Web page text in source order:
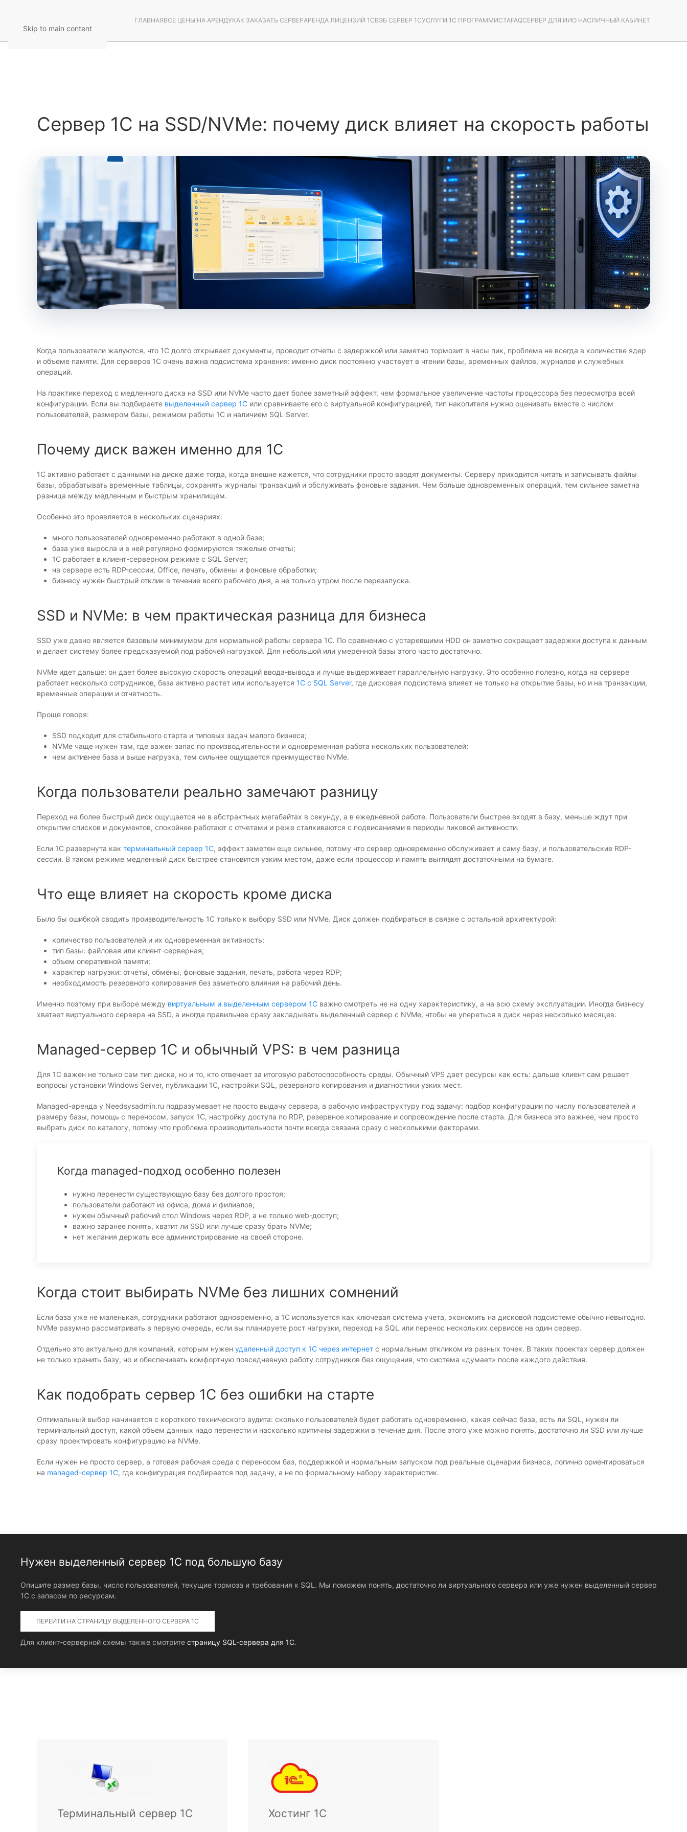
Skip to main content
ГЛАВНАЯВСЕ ЦЕНЫ НА АРЕНДУКАК ЗАКАЗАТЬ СЕРВЕРАРЕНДА ЛИЦЕНЗИЙ 1СВЭБ СЕРВЕР 1СУСЛУГИ 1С ПРОГРАММИСТАFAQСЕРВЕР ДЛЯ ИИО НАСЛИЧНЫЙ КАБИНЕТ
Сервер 1С на SSD/NVMe: почему диск влияет на скорость работы
Когда пользователи жалуются, что 1С долго открывает документы, проводит отчеты с задержкой или заметно тормозит в часы пик, проблема не всегда в количестве ядер
и объеме памяти. Для серверов 1С очень важна подсистема хранения: именно диск постоянно участвует в чтении базы, временных файлов, журналов и служебных
операций.
На практике переход с медленного диска на SSD или NVMe часто дает более заметный эффект, чем формальное увеличение частоты процессора без пересмотра всей
конфигурации. Если вы подбираете выделенный сервер 1С или сравниваете его с виртуальной конфигурацией, тип накопителя нужно оценивать вместе с числом
пользователей, размером базы, режимом работы 1С и наличием SQL Server.
Почему диск важен именно для 1С
1С активно работает с данными на диске даже тогда, когда внешне кажется, что сотрудники просто вводят документы. Серверу приходится читать и записывать файлы
базы, обрабатывать временные таблицы, сохранять журналы транзакций и обслуживать фоновые задания. Чем больше одновременных операций, тем сильнее заметна
разница между медленным и быстрым хранилищем.
Особенно это проявляется в нескольких сценариях:
много пользователей одновременно работают в одной базе;
база уже выросла и в ней регулярно формируются тяжелые отчеты;
1С работает в клиент-серверном режиме с SQL Server;
на сервере есть RDP-сессии, Office, печать, обмены и фоновые обработки;
бизнесу нужен быстрый отклик в течение всего рабочего дня, а не только утром после перезапуска.
SSD и NVMe: в чем практическая разница для бизнеса
SSD уже давно является базовым минимумом для нормальной работы сервера 1С. По сравнению с устаревшими HDD он заметно сокращает задержки доступа к данным
и делает систему более предсказуемой под рабочей нагрузкой. Для небольшой или умеренной базы этого часто достаточно.
NVMe идет дальше: он дает более высокую скорость операций ввода-вывода и лучше выдерживает параллельную нагрузку. Это особенно полезно, когда на сервере
работает несколько сотрудников, база активно растет или используется 1С с SQL Server, где дисковая подсистема влияет не только на открытие базы, но и на транзакции,
временные операции и отчетность.
Проще говоря:
SSD подходит для стабильного старта и типовых задач малого бизнеса;
NVMe чаще нужен там, где важен запас по производительности и одновременная работа нескольких пользователей;
чем активнее база и выше нагрузка, тем сильнее ощущается преимущество NVMe.
Когда пользователи реально замечают разницу
Переход на более быстрый диск ощущается не в абстрактных мегабайтах в секунду, а в ежедневной работе. Пользователи быстрее входят в базу, меньше ждут при
открытии списков и документов, спокойнее работают с отчетами и реже сталкиваются с подвисаниями в периоды пиковой активности.
Если 1С развернута как терминальный сервер 1С, эффект заметен еще сильнее, потому что сервер одновременно обслуживает и саму базу, и пользовательские RDP-
сессии. В таком режиме медленный диск быстрее становится узким местом, даже если процессор и память выглядят достаточными на бумаге.
Что еще влияет на скорость кроме диска
Было бы ошибкой сводить производительность 1С только к выбору SSD или NVMe. Диск должен подбираться в связке с остальной архитектурой:
количество пользователей и их одновременная активность;
тип базы: файловая или клиент-серверная;
объем оперативной памяти;
характер нагрузки: отчеты, обмены, фоновые задания, печать, работа через RDP;
необходимость резервного копирования без заметного влияния на рабочий день.
Именно поэтому при выборе между виртуальным и выделенным сервером 1С важно смотреть не на одну характеристику, а на всю схему эксплуатации. Иногда бизнесу
хватает виртуального сервера на SSD, а иногда правильнее сразу закладывать выделенный сервер с NVMe, чтобы не упереться в диск через несколько месяцев.
Managed-сервер 1С и обычный VPS: в чем разница
Для 1С важен не только сам тип диска, но и то, кто отвечает за итоговую работоспособность среды. Обычный VPS дает ресурсы как есть: дальше клиент сам решает
вопросы установки Windows Server, публикации 1С, настройки SQL, резервного копирования и диагностики узких мест.
Managed-аренда у Needsysadmin.ru подразумевает не просто выдачу сервера, а рабочую инфраструктуру под задачу: подбор конфигурации по числу пользователей и
размеру базы, помощь с переносом, запуск 1С, настройку доступа по RDP, резервное копирование и сопровождение после старта. Для бизнеса это важнее, чем просто
выбрать диск по каталогу, потому что проблема производительности почти всегда связана сразу с несколькими факторами.
Когда managed-подход особенно полезен
нужно перенести существующую базу без долгого простоя;
пользователи работают из офиса, дома и филиалов;
нужен обычный рабочий стол Windows через RDP, а не только web-доступ;
важно заранее понять, хватит ли SSD или лучше сразу брать NVMe;
нет желания держать все администрирование на своей стороне.
Когда стоит выбирать NVMe без лишних сомнений
Если база уже не маленькая, сотрудники работают одновременно, а 1С используется как ключевая система учета, экономить на дисковой подсистеме обычно невыгодно.
NVMe разумно рассматривать в первую очередь, если вы планируете рост нагрузки, переход на SQL или перенос нескольких сервисов на один сервер.
Отдельно это актуально для компаний, которым нужен удаленный доступ к 1С через интернет с нормальным откликом из разных точек. В таких проектах сервер должен
не только хранить базу, но и обеспечивать комфортную повседневную работу сотрудников без ощущения, что система «думает» после каждого действия.
Как подобрать сервер 1С без ошибки на старте
Оптимальный выбор начинается с короткого технического аудита: сколько пользователей будет работать одновременно, какая сейчас база, есть ли SQL, нужен ли
терминальный доступ, какой объем данных надо перенести и насколько критичны задержки в течение дня. После этого уже можно понять, достаточно ли SSD или лучше
сразу проектировать конфигурацию на NVMe.
Если нужен не просто сервер, а готовая рабочая среда с переносом баз, поддержкой и нормальным запуском под реальные сценарии бизнеса, логично ориентироваться
на managed-сервер 1С, где конфигурация подбирается под задачу, а не по формальному набору характеристик.
Нужен выделенный сервер 1С под большую базу
Опишите размер базы, число пользователей, текущие тормоза и требования к SQL. Мы поможем понять, достаточно ли виртуального сервера или уже нужен выделенный сервер
1С с запасом по ресурсам.
ПЕРЕЙТИ НА СТРАНИЦУ ВЫДЕЛЕННОГО СЕРВЕРА 1С
Для клиент-серверной схемы также смотрите страницу SQL-сервера для 1С.
Терминальный сервер 1С Хостинг 1С